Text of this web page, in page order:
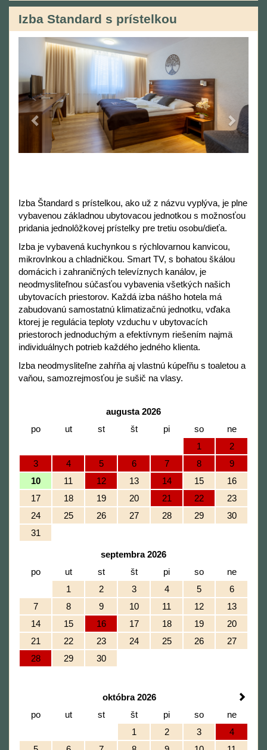
Izba Standard s prístelkou
Previous
Izba Štandard s prístelkou, ako už z názvu vyplýva, je plne
vybavenou základnou ubytovacou jednotkou s možnosťou
pridania jednolôžkovej prístelky pre tretiu osobu/dieťa.
Izba je vybavená kuchynkou s rýchlovarnou kanvicou,
mikrovlnkou a chladničkou. Smart TV, s bohatou škálou
domácich i zahraničných televíznych kanálov, je
neodmysliteľnou súčasťou vybavenia všetkých našich
ubytovacích priestorov. Každá izba nášho hotela má
zabudovanú samostatnú klimatizačnú jednotku, vďaka
ktorej je regulácia teploty vzduchu v ubytovacích
priestoroch jednoduchým a efektívnym riešením najmä
individuálnych potrieb každého jedného klienta.
Izba neodmysliteľne zahŕňa aj vlastnú kúpeľňu s toaletou a
vaňou, samozrejmosťou je sušič na vlasy.
augusta 2026
po
ut st št pi so
ne
1
2
3
4 5 6 7 8
9
10
11 12 13 14 15
16
17
18 19 20 21 22
23
24
25 26 27 28 29
30
31
septembra 2026
po
ut st št pi so
ne
1
2 3 4 5
6
7
8 9 10 11 12
13
14
15 16 17 18 19
20
21
22 23 24 25 26
27
28
29 30
októbra 2026
po
ut st št pi so
ne
1
2 3
4